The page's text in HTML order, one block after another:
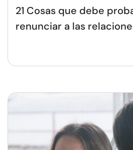
21 Cosas que debe
renunciar a las